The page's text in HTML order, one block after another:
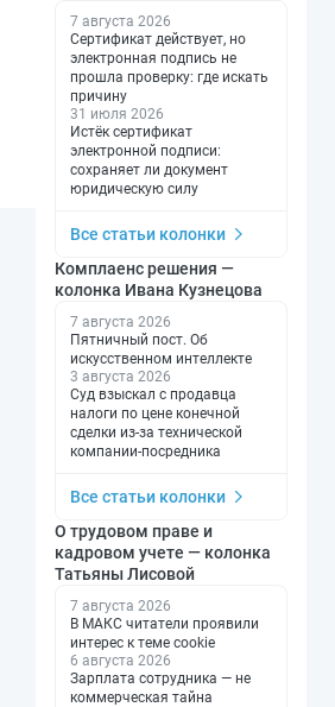
7 августа 2026
Сертификат действует, но
электронная подпись не
прошла проверку: где искать
причину
31 июля 2026
Истёк сертификат
электронной подписи:
сохраняет ли документ
юридическую силу
Все статьи колонки
Комплаенс решения —
колонка Ивана Кузнецова
7 августа 2026
Пятничный пост. Об
искусственном интеллекте
3 августа 2026
Суд взыскал с продавца
налоги по цене конечной
сделки из-за технической
компании-посредника
Все статьи колонки
О трудовом праве и
кадровом учете — колонка
Татьяны Лисовой
7 августа 2026
В МАКС читатели проявили
интерес к теме cookie
6 августа 2026
Зарплата сотрудника — не
коммерческая тайна